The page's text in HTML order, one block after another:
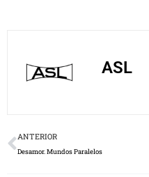
ASL
Prev
ANTERIOR
Desamor. Mundos Paralelos